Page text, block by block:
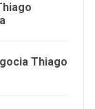
Thiago